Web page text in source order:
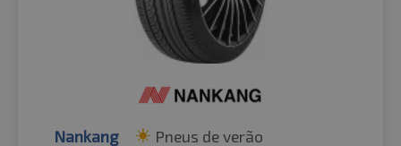
Nankang Pneus de verão